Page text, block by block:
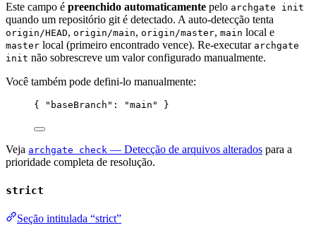
Este campo é preenchido automaticamente pelo archgate init
quando um repositório git é detectado. A auto-detecção tenta
origin/HEAD, origin/main, origin/master, main local e
master local (primeiro encontrado vence). Re-executar archgate
init não sobrescreve um valor configurado manualmente.
Você também pode defini-lo manualmente:
{ "baseBranch" : "main " }
Veja archgate check — Detecção de arquivos alterados para a
prioridade completa de resolução.
strict
Seção intitulada “strict”